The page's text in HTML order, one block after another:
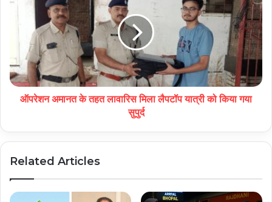
ऑपरेशन अमानत के तहत लावारिस मिला लैपटॉप यात्री को किया गया
सुपुर्द
Related Articles